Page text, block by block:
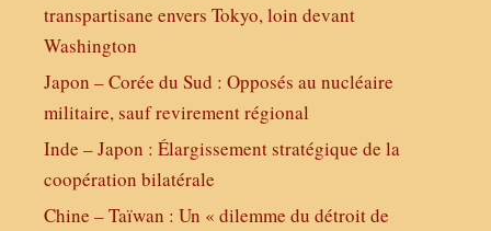
transpartisane envers Tokyo, loin devant
Washington
Japon – Corée du Sud : Opposés au nucléaire
militaire, sauf revirement régional
Inde – Japon : Élargissement stratégique de la
coopération bilatérale
Chine – Taïwan : Un « dilemme du détroit de